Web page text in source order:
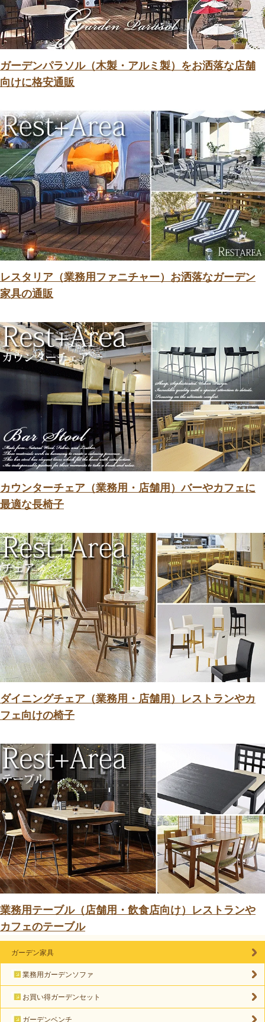
ガーデンパラソル（木製・アルミ製）をお洒落な店舗
向けに格安通販
レスタリア（業務用ファニチャー）お洒落なガーデン
家具の通販
カウンターチェア（業務用・店舗用）バーやカフェに
最適な長椅子
ダイニングチェア（業務用・店舗用）レストランやカ
フェ向けの椅子
業務用テーブル（店舗用・飲食店向け）レストランや
カフェのテーブル
ガーデン家具
業務用ガーデンソファ
お買い得ガーデンセット
ガーデンベンチ